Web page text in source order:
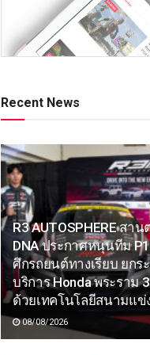
Recent News
R3 AUTOSPHERE สาน
DNA ประกาศหนุนทีม P1
ศึกรถยนต์ทางเรียบ ยก
บริการ Honda พระราม
ด้วยเทคโนโลยีสนามแข่
08/08/2026